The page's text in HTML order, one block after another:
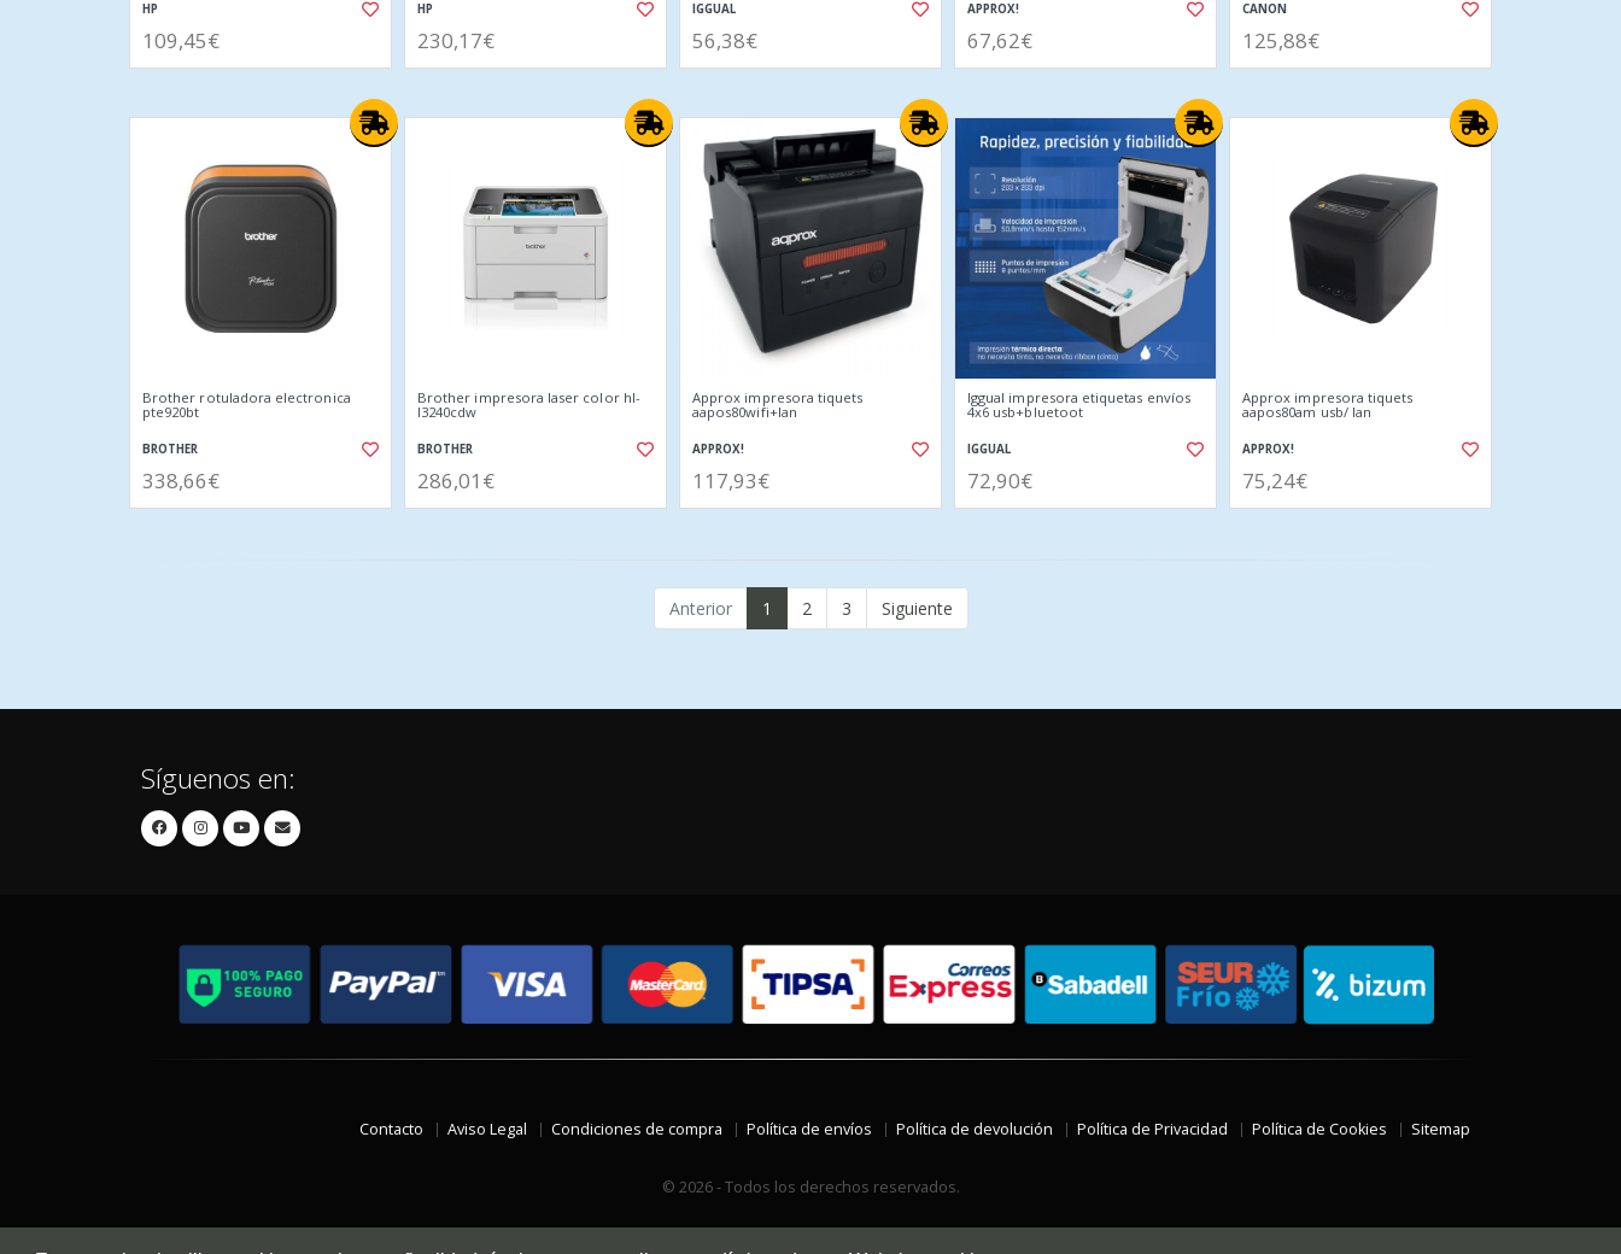
HP
109,45€
HP
230,17€
IGGUAL
56,38€
APPROX!
67,62€
CANON
125,88€
Brother rotuladora electronica
pte920bt
BROTHER
338,66€
Brother impresora laser color hl-
l3240cdw
BROTHER
286,01€
Approx impresora tiquets
aapos80wifi+lan
APPROX!
117,93€
Iggual impresora etiquetas envíos
4x6 usb+bluetoot
IGGUAL
72,90€
Approx impresora tiquets
aapos80am usb/ lan
APPROX!
75,24€
Anterior 1 2 3 Siguiente
Síguenos en:
Contacto Aviso Legal Condiciones de compra Política de envíos Política de devolución Política de Privacidad Política de Cookies Sitemap
© 2026 - Todos los derechos reservados.